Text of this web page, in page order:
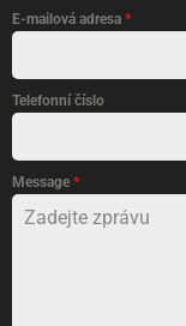
E-mailová adresa *
Telefonní číslo
Message *